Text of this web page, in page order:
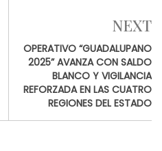
NEXT
OPERATIVO “GUADALUPANO
2025” AVANZA CON SALDO
BLANCO Y VIGILANCIA
REFORZADA EN LAS CUATRO
REGIONES DEL ESTADO